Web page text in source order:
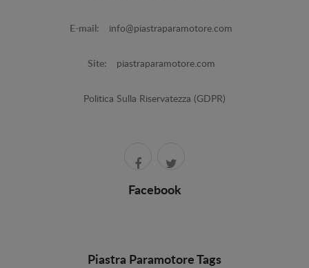
E-mail: info@piastraparamotore.com
Site: piastraparamotore.com
Politica Sulla Riservatezza (GDPR)
Facebook
Piastra Paramotore Tags